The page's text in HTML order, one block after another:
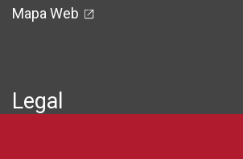
Mapa Web
Legal